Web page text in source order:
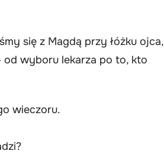
się z Magdą przy łóżku ojca,
od wyboru lekarza po to, kto
wieczoru.